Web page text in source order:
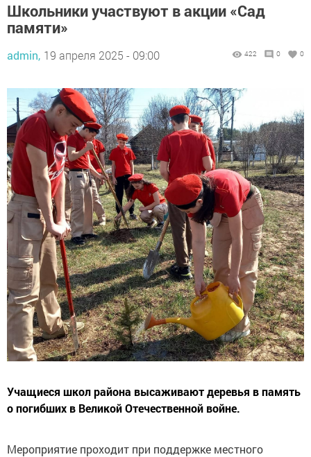
Школьники участвуют в акции «Сад
памяти»
admin, 19 апреля 2025 - 09:00 422 0 0
Учащиеся школ района высаживают деревья в память
о погибших в Великой Отечественной войне.
Мероприятие проходит при поддержке местного